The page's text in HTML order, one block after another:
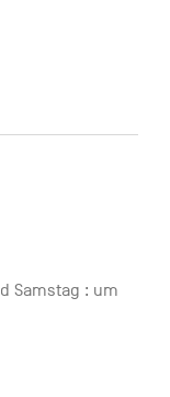
Samstag : um